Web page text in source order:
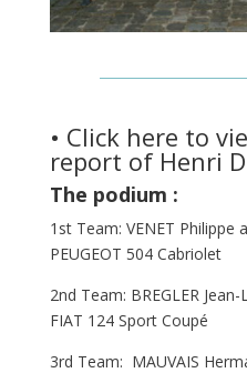
• Click here to
report of Henri
The podium :
1st Team: VENET Philippe
PEUGEOT 504 Cabriolet
2nd Team: BREGLER
FIAT 124 Sport Coupé
3rd Team: MAUVAIS